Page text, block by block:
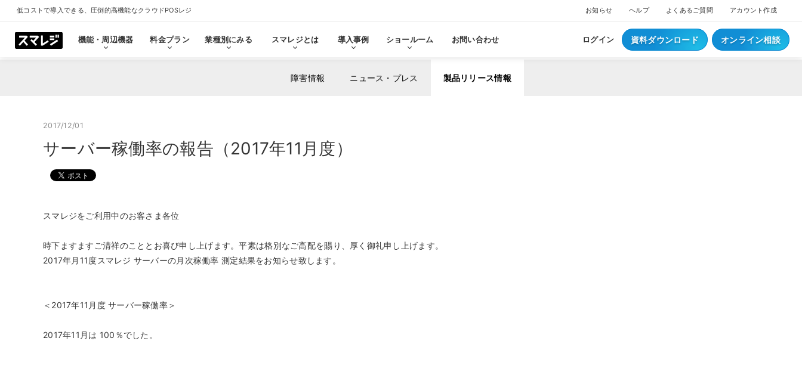
低コストで導入できる、圧倒的高機能なクラウドPOSレジ お知らせ ヘルプ よくあるご質問 アカウント作成
機能・周辺機器
機能・周辺機器
キャッシュレス決済
セルフレジ・セミセルフレジ
税率変更対応
拡張機能・
スマレジAPI
料金プラン
料金プラン
プレミアムプラス
フードビジネス
業種別にみる
業種別にみる
飲食店で使う
スマレジとは
スマレジとは
クラウド型POSの特長とは
導入事例
導入事例
飲食店
サービス業
ショールーム
ショールーム
恵比寿ショールーム
大阪ショールーム
お問い合わせ ログイン 資料ダウンロード オンライン相談
障害情報 ニュース・プレス 製品リリース情報
2017/12/01
サーバー稼働率の報告（2017年11月度）
スマレジをご利用中のお客さま各位
時下ますますご清祥のこととお喜び申し上げます。平素は格別なご高配を賜り、厚く御礼申し上げます。
2017年月11度スマレジ サーバーの月次稼働率 測定結果をお知らせ致します。
＜2017年11月度 サーバー稼働率＞
2017年11月は 100％でした。